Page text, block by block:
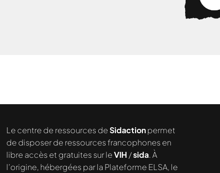
Le centre de ressources deSidactionpermet
de disposer de ressources francophones en
libre accès et gratuites sur leVIH /sida. À
l’origine, hébergées par la Plateforme ELSA, le